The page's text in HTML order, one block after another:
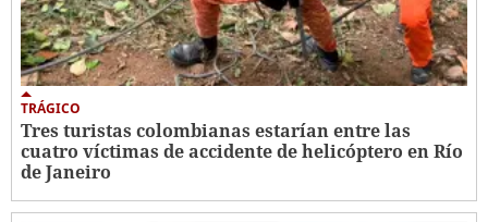
TRÁGICO
Tres turistas colombianas estarían entre las
cuatro víctimas de accidente de helicóptero en Río
de Janeiro